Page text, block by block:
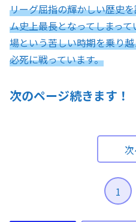
リーグ屈指の輝かしい歴史
ム史上最長となってしまっ
場という苦しい時期を乗り
必死に戦っています。
次のページ続きます！
1